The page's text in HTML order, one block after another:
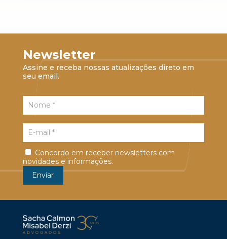
Newsletter
Assine e receba nossas atualizações direto em
seu email.
Concordo em receber newsletters com
novidades e informações.